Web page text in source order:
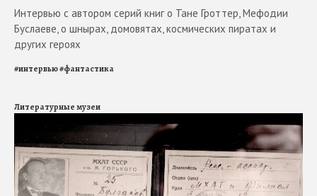
Интервью с автором серий книг о Тане Гроттер, Мефодии
Буслаеве, о шнырах, домовятах, космических пиратах и
других героях
#интервью#фантастика
Литературные музеи